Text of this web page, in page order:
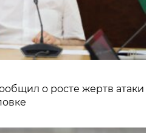
о росте жертв атаки